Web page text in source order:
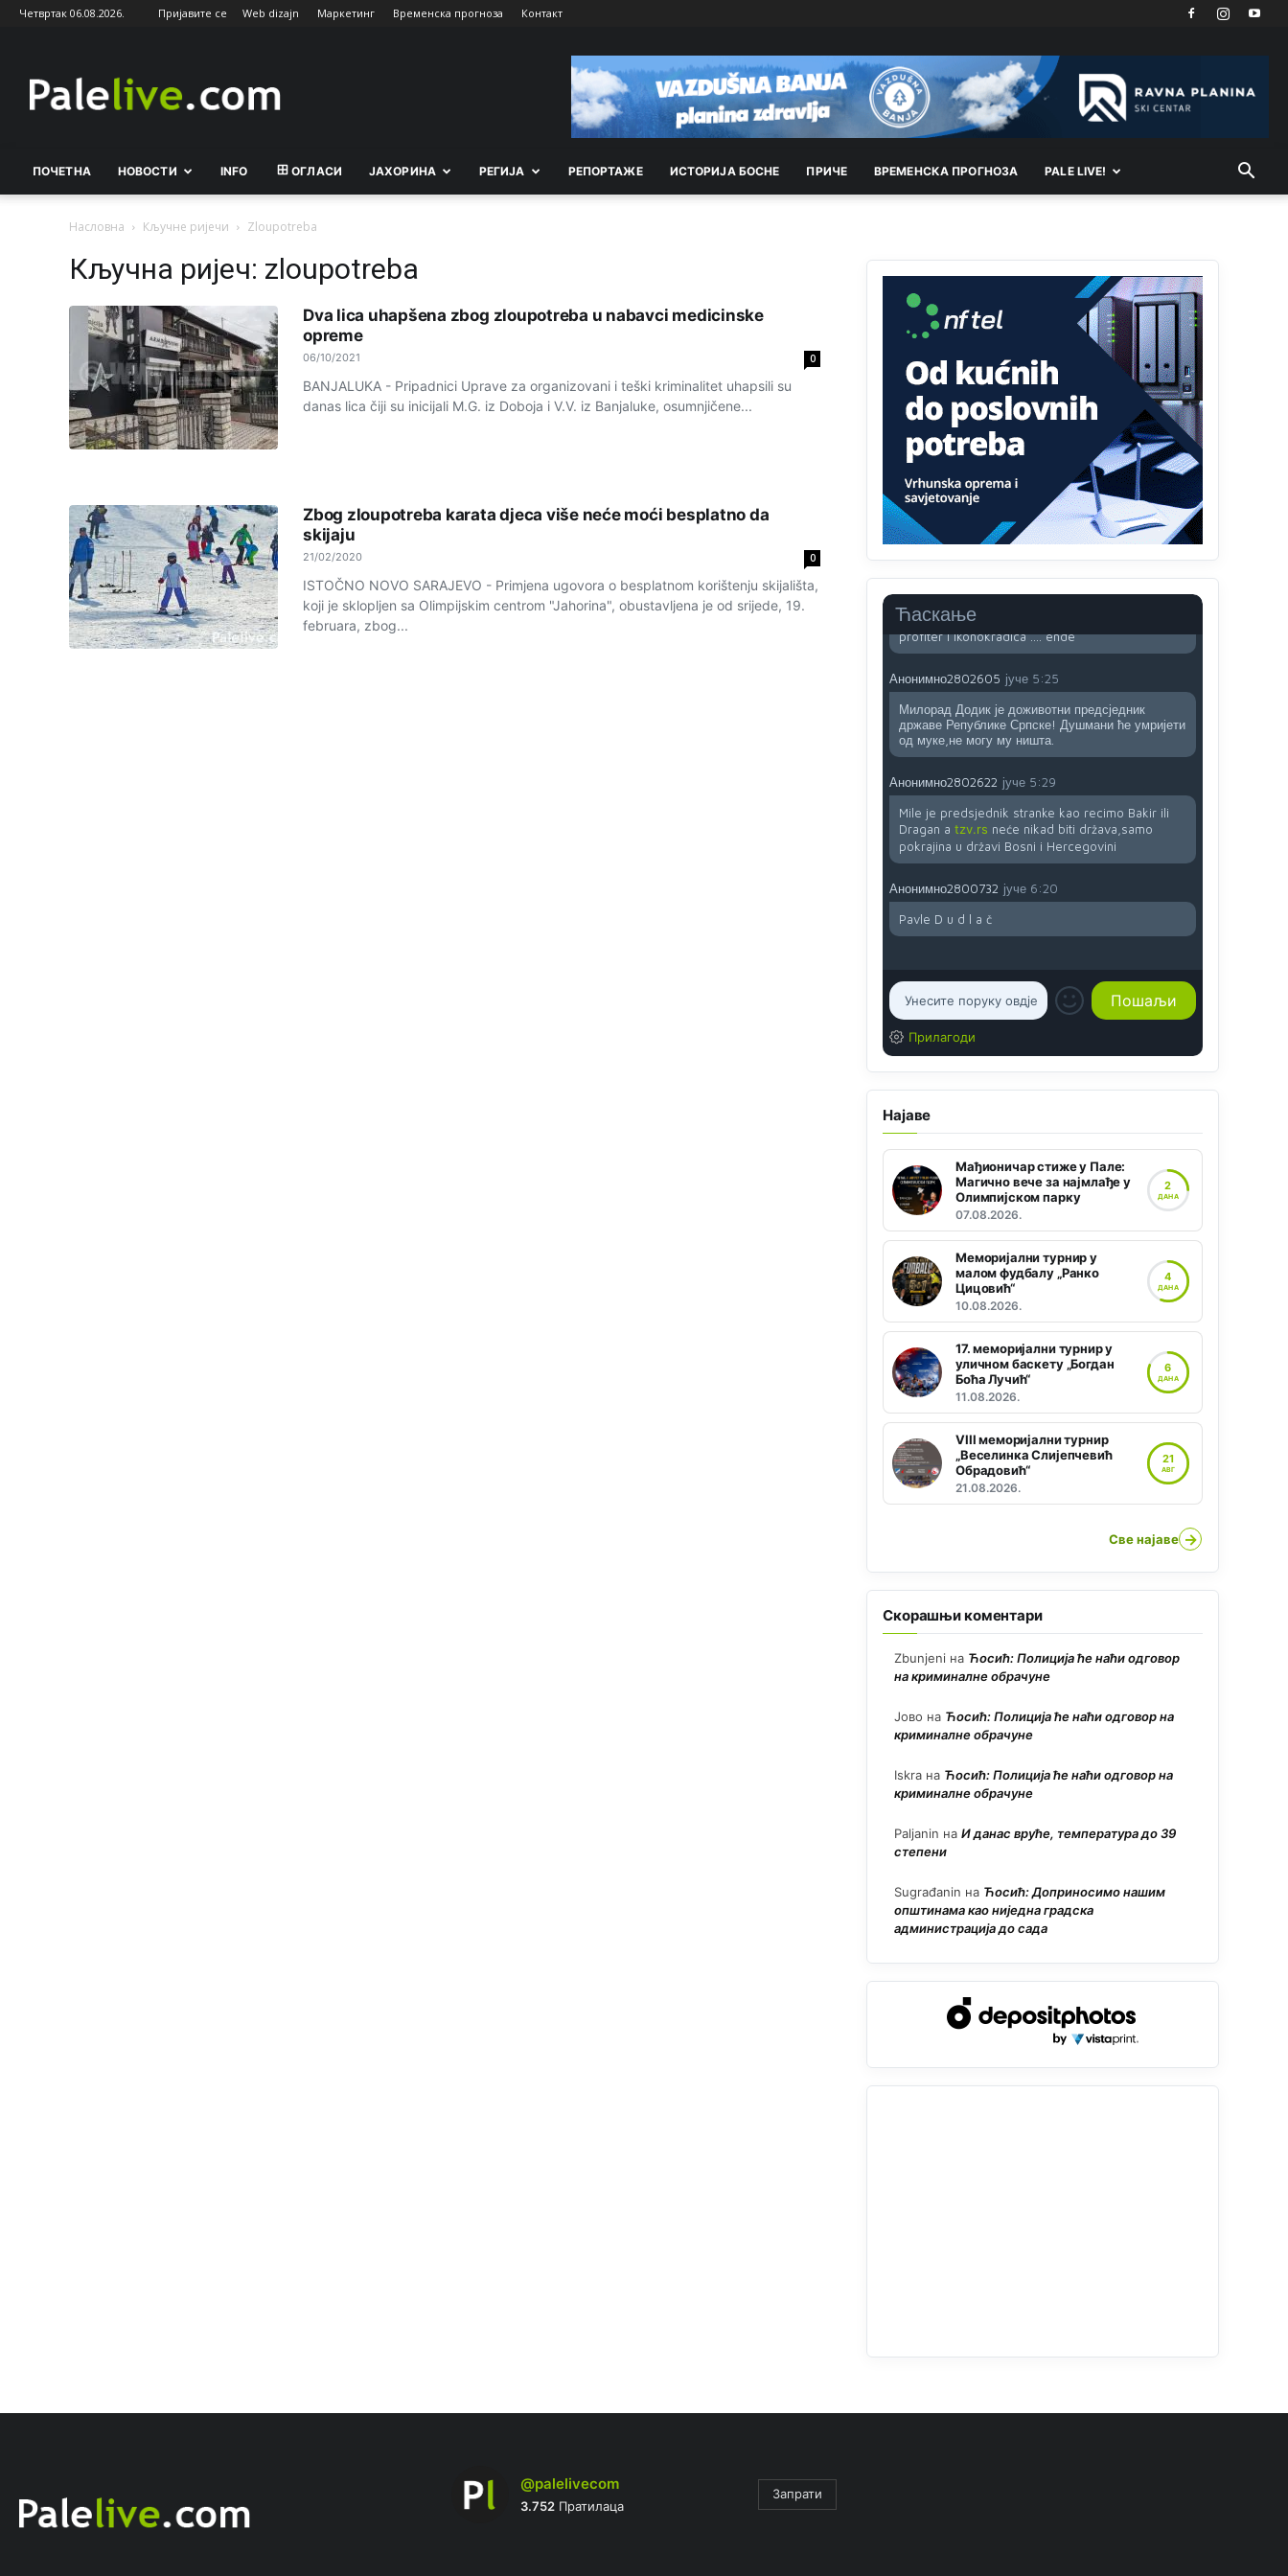
Четвртак 06.08.2026. Пријавите се Web dizajn Маркетинг Временска прогноза Контакт
ПОЧЕТНА НОВОСТИ INFO ОГЛАСИ ЈАХОРИНА РEГИЈА РEПОРТАЖE ИСТОРИЈА БОСНЕ ПРИЧЕ ВРEМEНСКА ПРОГНОЗА PALE LIVE!
Насловна Кључне ријечи Zloupotreba
Кључна ријеч: zloupotreba
Dva lica uhapšena zbog zloupotreba u nabavci medicinske
opreme
06/10/2021 0
BANJALUKA - Pripadnici Uprave za organizovani i teški kriminalitet uhapsili su
danas lica čiji su inicijali M.G. iz Doboja i V.V. iz Banjaluke, osumnjičene...
Zbog zloupotreba karata djeca više neće moći besplatno da
skijaju
21/02/2020 0
ISTOČNO NOVO SARAJEVO - Primjena ugovora o besplatnom korištenju skijališta,
koji je sklopljen sa Olimpijskim centrom "Jahorina", obustavljena je od srijede, 19.
februara, zbog...
Ћаскање
Neka ste Vi građanin da nas produhovite!
Анонимно2798926 јуче
Анонимно2798926 јуче 11:21
Анонимно2801833 јуче 12:28
yбиће га Били као зеца
Sto bogatiji-to skrtiji,sto tisi-to opasniji,sto
pricivljiviji-to gluplji,sto ljepsi-to razmazaniji,sto
emotivniji-to iskreniji,sto jaci- to bezdusniji,sto
sladji u govoru-to veci prevarant...
Mnogi nesposobni ljudi su daleko dogurali. Ko je
nesposoban može raditi sve. Sposobni rade
samo ono što znaju.
Анонимно2022778 јуче 3:59
....i onda su na tenkovima NATO pakta, na vlast
došli jedna baba i jedan švercer dezerter ratni
profiter i ikonokradica .... ende
Анонимно2802605 јуче 5:25
Милорад Додик је доживотни предсједник
државе Републике Српске! Душмани ће умријети
од муке,не могу му ништа.
Анонимно2802622 јуче 5:29
Mile je predsjednik stranke kao recimo Bakir ili
Dragan a tzv.rs neće nikad biti država,samo
pokrajina u državi Bosni i Hercegovini
Анонимно2800732 јуче 6:20
Pavle D u d l a č
Прилагоди
Најаве
Мађионичар стиже у Пале:
Магично вече за најмлађе у
Олимпијском парку
07.08.2026.
2
ДАНА
Меморијални турнир у
малом фудбалу „Ранко
Цицовић“
10.08.2026.
4
ДАНА
17. меморијални турнир у
уличном баскету „Богдан
Боћа Лучић“
11.08.2026.
6
ДАНА
VIII меморијални турнир
„Веселинка Слијепчевић
Обрадовић“
21.08.2026.
21
АВГ
Све најаве →
Скорашњи коментари
Zbunjeni на Ћосић: Полиција ће наћи одговор
на криминалне обрачуне
Јово на Ћосић: Полиција ће наћи одговор на
криминалне обрачуне
Iskra на Ћосић: Полиција ће наћи одговор на
криминалне обрачуне
Paljanin на И данас вруће, температура до 39
степени
Sugrađanin на Ћосић: Доприносимо нашим
општинама као ниједна градска
администрација до сада
@palelivecom
3.752Пратилаца
Запрати